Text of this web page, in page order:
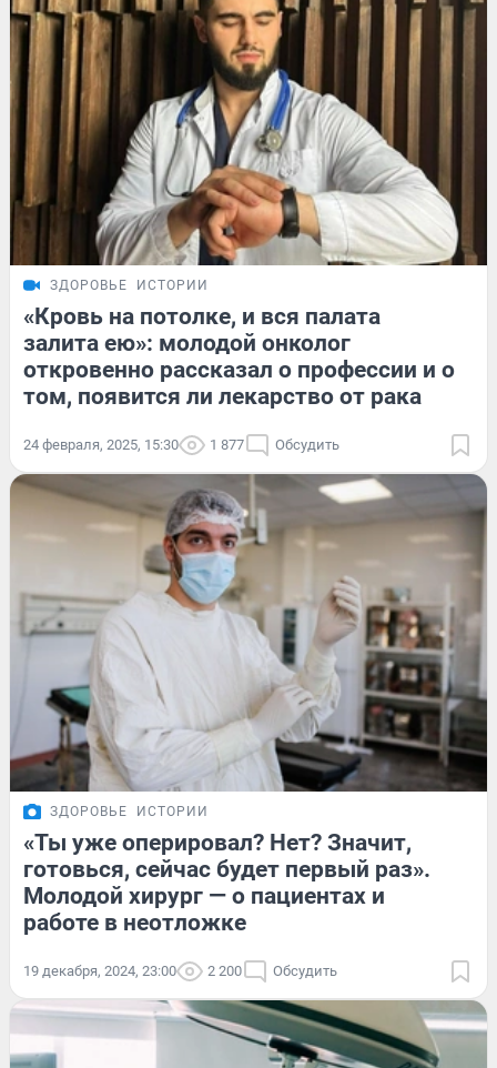
ЗДОРОВЬЕ ИСТОРИИ
«Кровь на потолке, и вся палата
залита ею»: молодой онколог
откровенно рассказал о профессии и о
том, появится ли лекарство от рака
24 февраля, 2025, 15:30 1 877 Обсудить
ЗДОРОВЬЕ ИСТОРИИ
«Ты уже оперировал? Нет? Значит,
готовься, сейчас будет первый раз».
Молодой хирург — о пациентах и
работе в неотложке
19 декабря, 2024, 23:00 2 200 Обсудить